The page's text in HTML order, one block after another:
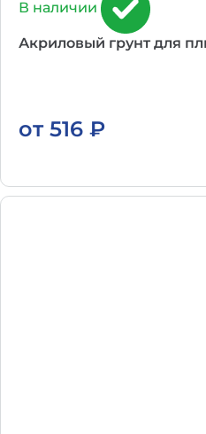
В наличии
Акриловый грунт для
от 516 ₽